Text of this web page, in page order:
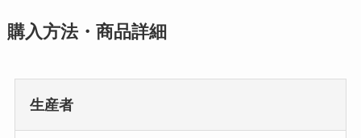
購入方法・商品詳細
生産者